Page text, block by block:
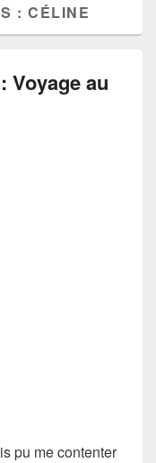
:CÉLINE
Voyage au
pu me contenter